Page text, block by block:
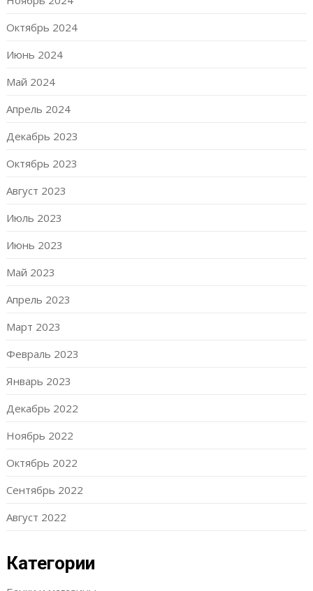
Октябрь 2024
Июнь 2024
Май 2024
Апрель 2024
Декабрь 2023
Октябрь 2023
Август 2023
Июль 2023
Июнь 2023
Май 2023
Апрель 2023
Март 2023
Февраль 2023
Январь 2023
Декабрь 2022
Ноябрь 2022
Октябрь 2022
Сентябрь 2022
Август 2022
Категории